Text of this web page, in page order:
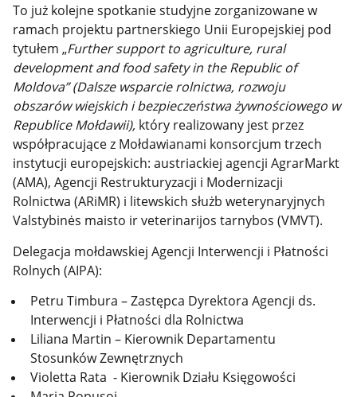
To już kolejne spotkanie studyjne zorganizowane w
ramach projektu partnerskiego Unii Europejskiej pod
tytułem „Further support to agriculture, rural
development and food safety in the Republic of
Moldova” (Dalsze wsparcie rolnictwa, rozwoju
obszarów wiejskich i bezpieczeństwa żywnościowego w
Republice Mołdawii), który realizowany jest przez
współpracujące z Mołdawianami konsorcjum trzech
instytucji europejskich: austriackiej agencji AgrarMarkt
(AMA), Agencji Restrukturyzacji i Modernizacji
Rolnictwa (ARiMR) i litewskich służb weterynaryjnych
Valstybinės maisto ir veterinarijos tarnybos (VMVT).
Delegacja mołdawskiej Agencji Interwencji i Płatności
Rolnych (AIPA):
Petru Timbura – Zastępca Dyrektora Agencji ds.
Interwencji i Płatności dla Rolnictwa
Liliana Martin – Kierownik Departamentu
Stosunków Zewnętrznych
Violetta Rata - Kierownik Działu Księgowości